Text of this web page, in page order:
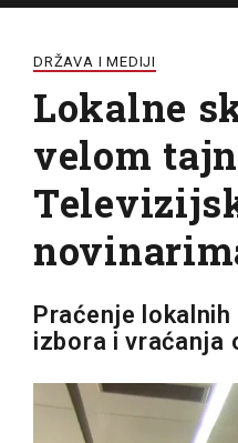
DRŽAVA I MEDIJI
Lokalne
velom
Praćenje
izbora i vraćanja